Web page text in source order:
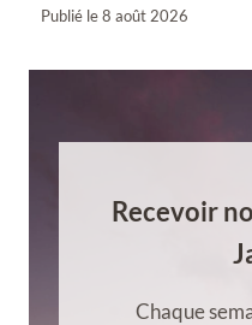
Publié le8 août 2026
Recevoir
Chaque